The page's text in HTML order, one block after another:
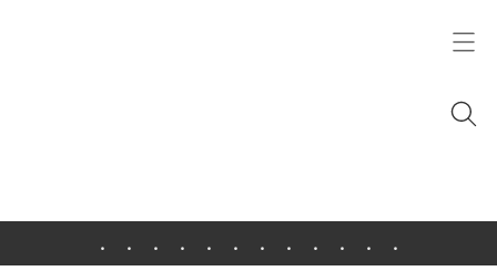
. . . . . . . . . . . .